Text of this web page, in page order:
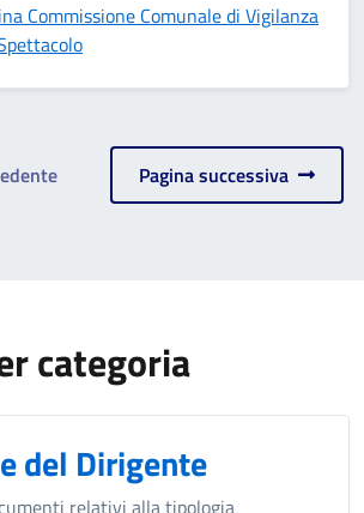
Commissione Comunale di Vigilanza
Pagina successiva
categoria
del Dirigente
relativi alla tipologia